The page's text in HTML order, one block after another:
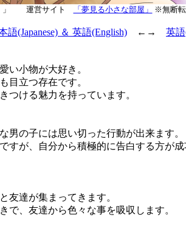
）」 運営サイト 「夢見る小さな部屋」 ※無断
語(Japanese) ＆ 英語(English) ←→ 英
い小物が大好き。
目立つ存在です。
ける魅力を持っています。
の子には思い切った行動が出来ます。
すが、自分から積極的に告白する方が成
達が集まってきます。
、友達から色々な事を吸収します。